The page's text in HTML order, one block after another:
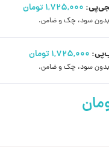
۱,۷۲۵,۰۰۰تومان
۱,۷۲۵,۰۰۰تومان